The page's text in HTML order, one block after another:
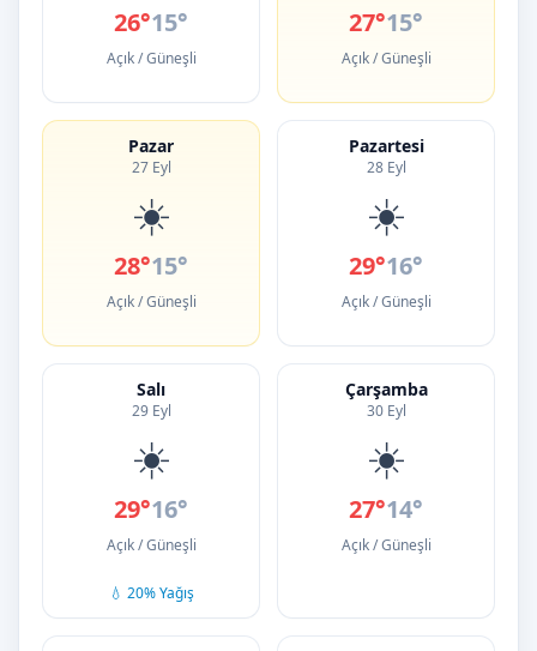
26°15°
Açık / Güneşli
27°15°
Açık / Güneşli
Pazar
27 Eyl
☀️
28°15°
Açık / Güneşli
Pazartesi
28 Eyl
☀️
29°16°
Açık / Güneşli
Salı
29 Eyl
☀️
29°16°
Açık / Güneşli
💧 20% Yağış
Çarşamba
30 Eyl
☀️
27°14°
Açık / Güneşli